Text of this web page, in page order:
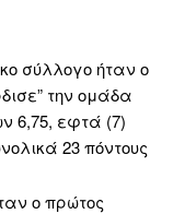
σύλλογο ήταν ο
την ομάδα
6,75, εφτά (7)
23 πόντους
ο πρώτος